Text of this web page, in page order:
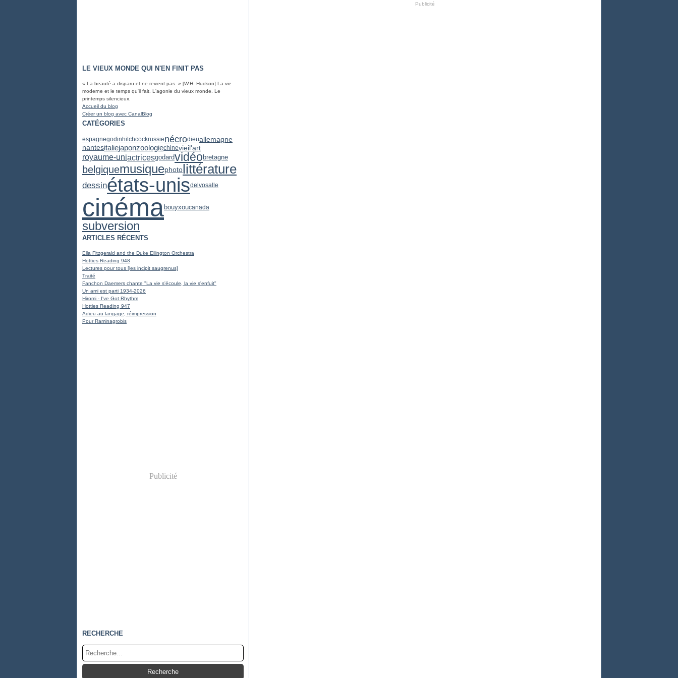
LE VIEUX MONDE QUI N'EN FINIT PAS
« La beauté a disparu et ne revient pas. » [W.H. Hudson] La vie
moderne et le temps qu'il fait. L'agonie du vieux monde. Le
printemps silencieux.
Accueil du blog
Créer un blog avec CanalBlog
CATÉGORIES
espagnegodin hitchcockrussienécrodieuallemagne
nantesitaliejaponzoologiechinevieil'art
royaume-uniactricesgodardvidéo bretagne
belgiquemusiquephoto littérature
dessinétats-unisdelvosalle
cinémabouyxoucanada
subversion
ARTICLES RÉCENTS
Ella Fitzgerald and the Duke Ellington Orchestra
Hotties Reading 948
Lectures pour tous [les incipit saugrenus]
Traité
Fanchon Daemers chante "La vie s'écoule, la vie s'enfuit"
Un ami est parti 1934-2026
Hiromi - I've Got Rhythm
Hotties Reading 947
Adieu au langage, réimpression
Pour Raminagrobis
Publicité
RECHERCHE
Publicité